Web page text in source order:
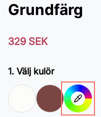
Grundfärg
329 SEK
1. Välj kulör